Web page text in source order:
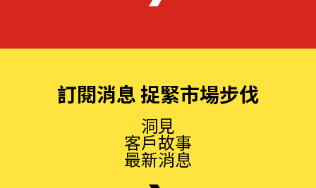
訂閱消息 捉緊市場步伐
洞見
客戶故事
最新消息